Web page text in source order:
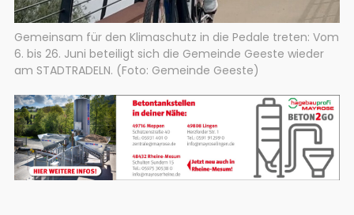
Gemeinsam für den Klimaschutz in die Pedale treten: Vom
6. bis 26. Juni beteiligt sich die Gemeinde Geeste wieder
am STADTRADELN. (Foto: Gemeinde Geeste)